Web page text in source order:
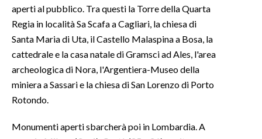
aperti al pubblico. Tra questi la Torre della Quarta
Regia in località Sa Scafa a Cagliari, la chiesa di
Santa Maria di Uta, il Castello Malaspina a Bosa, la
cattedrale e la casa natale di Gramsci ad Ales, l'area
archeologica di Nora, l'Argentiera-Museo della
miniera a Sassari e la chiesa di San Lorenzo di Porto
Rotondo.
Monumenti aperti sbarcherà poi in Lombardia. A